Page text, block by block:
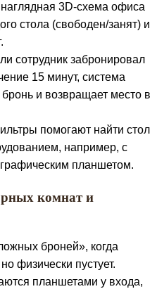
наглядная 3D-схема офиса
стола (свободен/занят) и
сотрудник забронировал
15 минут, система
и возвращает место в
помогают найти стол
например, с
планшетом.
комнат и
броней», когда
физически пустует.
планшетами у входа,